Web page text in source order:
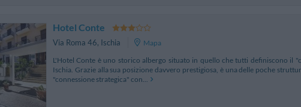
Hotel Conte
Via Roma 46, Ischia
Mapa
L'Hotel Conte è uno storico albergo situato in quello che tutti definiscono il
Ischia. Grazie alla sua posizione davvero prestigiosa, è una delle poche
"connessione strategica" con...